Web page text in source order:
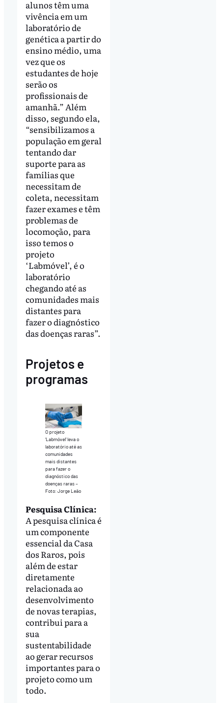
alunos têm uma
vivência em um
laboratório de
genética a partir do
ensino médio, uma
vez que os
estudantes de hoje
serão os
profissionais de
amanhã.” Além
disso, segundo ela,
“sensibilizamos a
população em geral
tentando dar
suporte para as
famílias que
necessitam de
coleta, necessitam
fazer exames e têm
problemas de
locomoção, para
isso temos o
projeto
‘Labmóvel’, é o
laboratório
chegando até as
comunidades mais
distantes para
fazer o diagnóstico
das doenças raras”.
Projetos e
programas
O projeto
‘Labmóvel’ leva o
laboratório até as
comunidades
mais distantes
para fazer o
diagnóstico das
doenças raras –
Foto: Jorge Leão
Pesquisa Clínica:
A pesquisa clínica é
um componente
essencial da Casa
dos Raros, pois
além de estar
diretamente
relacionada ao
desenvolvimento
de novas terapias,
contribui para a
sua
sustentabilidade
ao gerar recursos
importantes para o
projeto como um
todo.